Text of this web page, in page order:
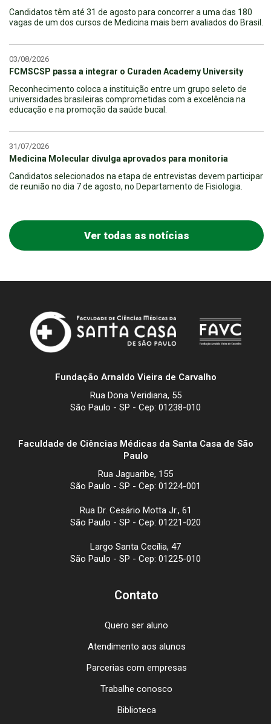
Candidatos têm até 31 de agosto para concorrer a uma das 180
vagas de um dos cursos de Medicina mais bem avaliados do Brasil.
03/08/2026
FCMSCSP passa a integrar o Curaden Academy University
Reconhecimento coloca a instituição entre um grupo seleto de
universidades brasileiras comprometidas com a excelência na
educação e na promoção da saúde bucal.
31/07/2026
Medicina Molecular divulga aprovados para monitoria
Candidatos selecionados na etapa de entrevistas devem participar
de reunião no dia 7 de agosto, no Departamento de Fisiologia.
Ver todas as notícias
Fundação Arnaldo Vieira de Carvalho
Rua Dona Veridiana, 55
São Paulo - SP - Cep: 01238-010
Faculdade de Ciências Médicas da Santa Casa de São
Paulo
Rua Jaguaribe, 155
São Paulo - SP - Cep: 01224-001
Rua Dr. Cesário Motta Jr., 61
São Paulo - SP - Cep: 01221-020
Largo Santa Cecília, 47
São Paulo - SP - Cep: 01225-010
Contato
Quero ser aluno
Atendimento aos alunos
Parcerias com empresas
Trabalhe conosco
Biblioteca